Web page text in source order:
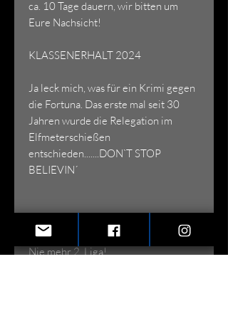
ca. 10 Tage dauern, wir bitten um
Eure Nachsicht!
KLASSENERHALT 2024
Ja leck mich, was für ein Krimi gegen
die Fortuna. Das erste mal seit 30
Jahren wurde die Relegation im
Elfmeterschießen
entschieden.......DON`T STOP
BELIEVIN´
Saision 2023/24
Nie mehr 2. Liga!